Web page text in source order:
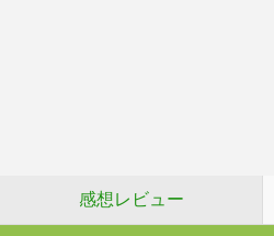
感想レビュー